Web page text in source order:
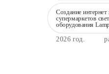
Создание интернет
супермаркетов
оборудования
2026 год.